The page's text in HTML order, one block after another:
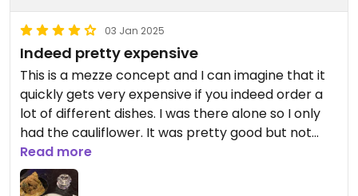
03 Jan 2025
Indeed pretty expensive
This is a mezze concept and I can imagine that it
quickly gets very expensive if you indeed order a
lot of different dishes. I was there alone so I only
had the cauliflower. It was pretty good but not
sure if it actually warrants paying almost 20 bucks
just for cauliflower. The orange lemonade was
amazing tho, one of the best I’ve ever had.
Read more